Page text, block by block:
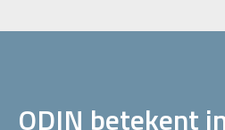
ODIN betekent